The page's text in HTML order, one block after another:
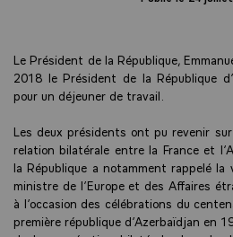
Le Président de la République,
2018 le Président de la République
pour un déjeuner de travail.
Les deux présidents ont pu revenir
relation bilatérale entre la France et
la République a notamment rappelé la
ministre de l’Europe et des Affaires
à l’occasion des célébrations du
première république d’Azerbaïdjan en